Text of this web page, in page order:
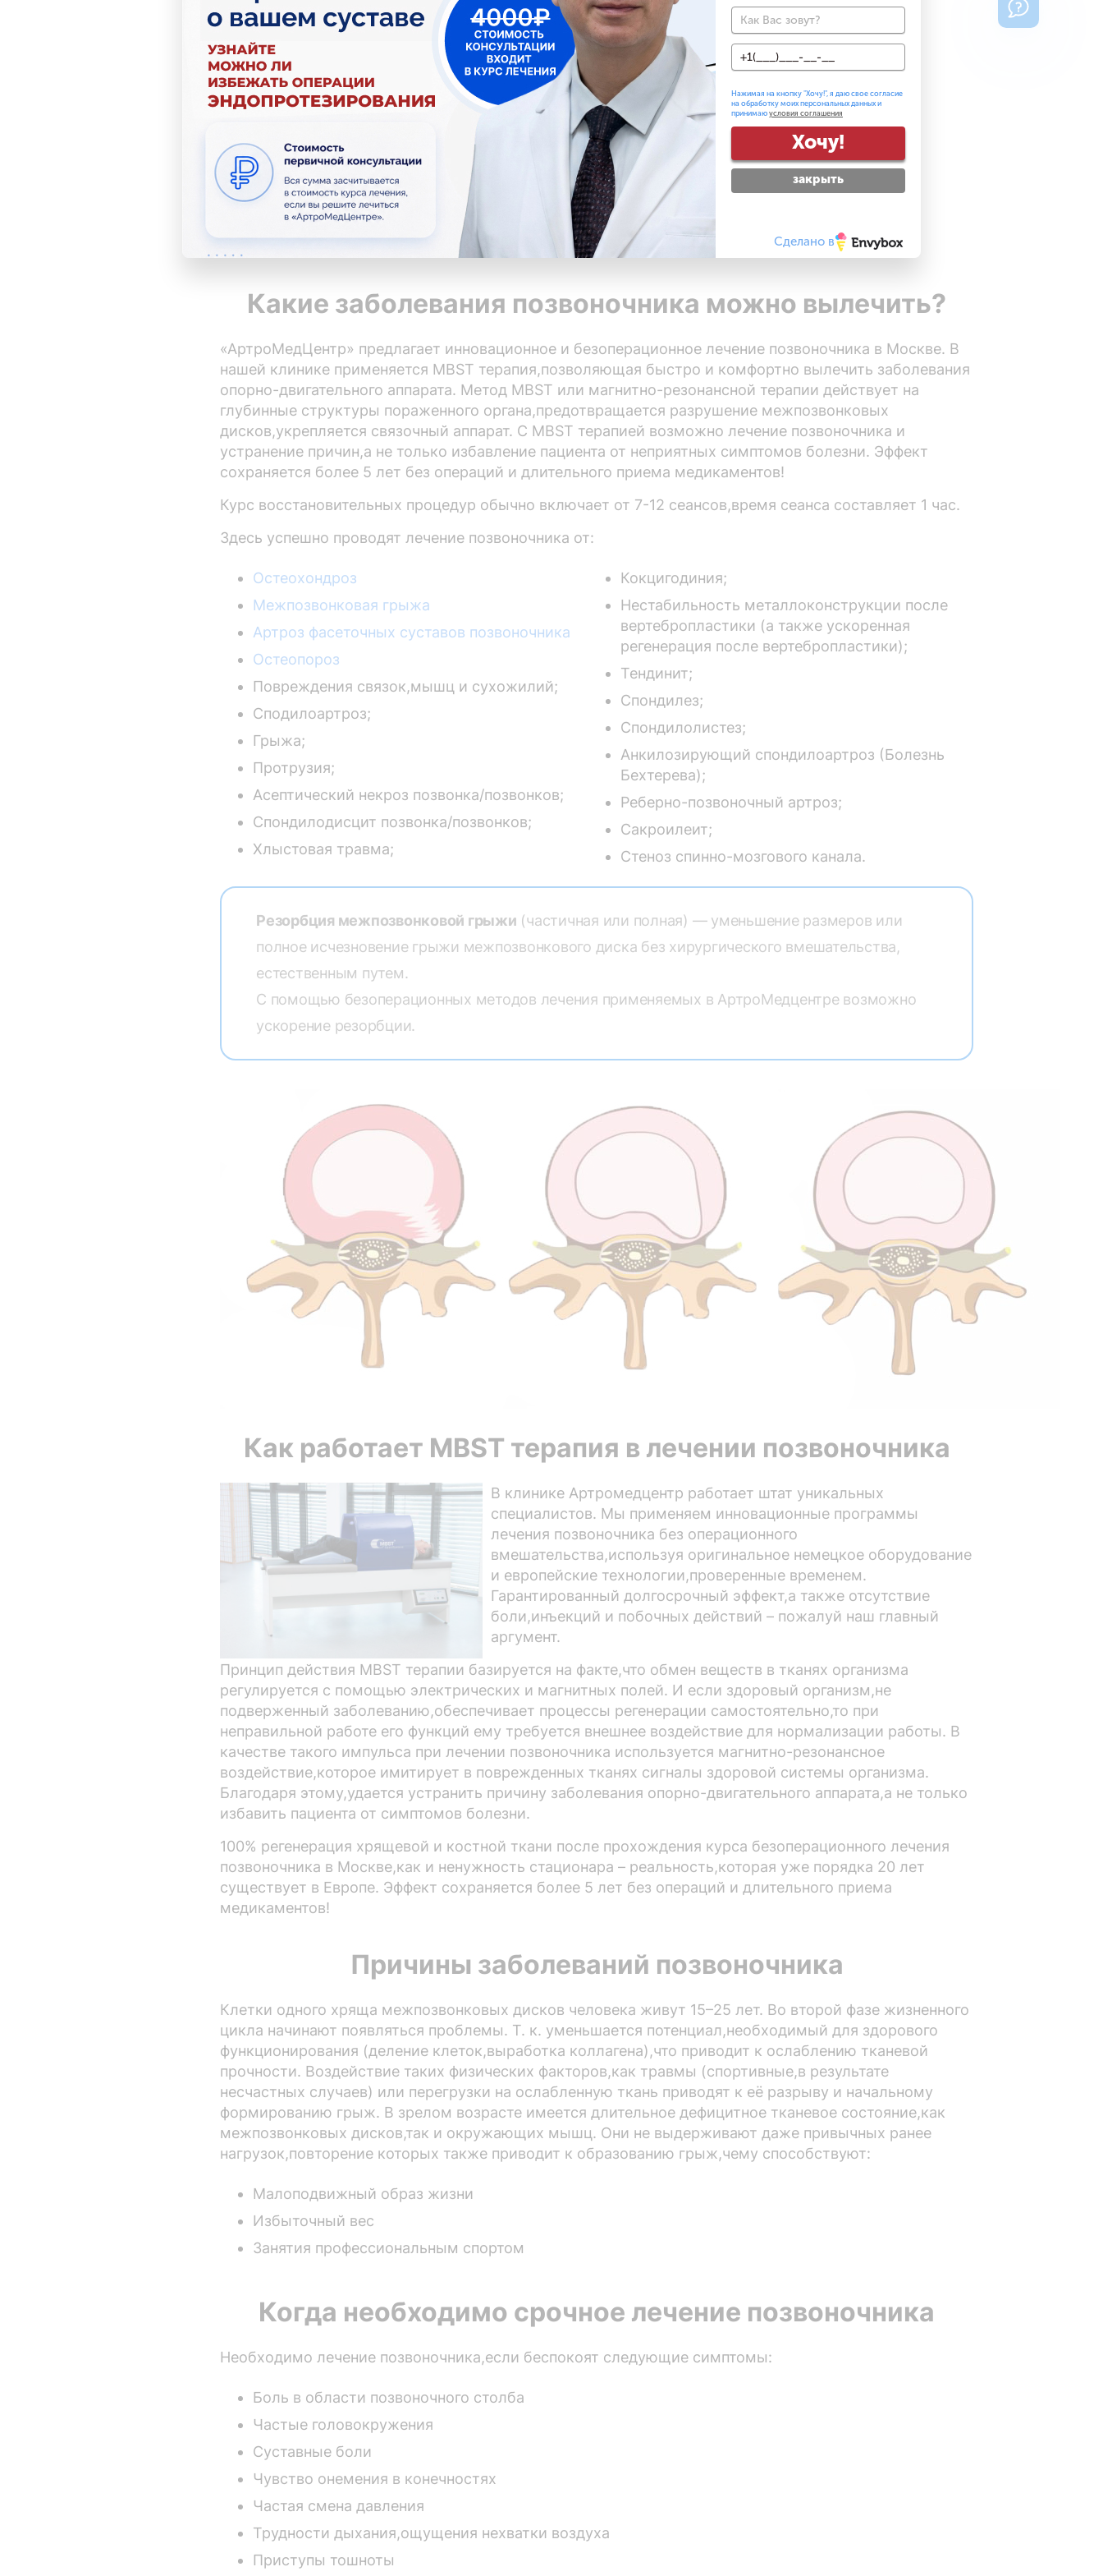
Лекарственная фармакопунктура
Паравертебральная фармакопунктура с гиалуроновой кислотой
Паравертебральные блокады
MBST-терапия
Чрескожная электронейромиостимуляция
Электропорация области позвоночника (безинъекционная мезотерапия)
Кинезиотейпирование
Сеансы прикладной кинезиологии
Коллагенотерапия
Какие заболевания позвоночника можно вылечить?
«АртроМедЦентр» предлагает инновационное и безоперационное лечение позвоночника в Москве. В
нашей клинике применяется MBST терапия,позволяющая быстро и комфортно вылечить заболевания
опорно-двигательного аппарата. Метод MBST или магнитно-резонансной терапии действует на
глубинные структуры пораженного органа,предотвращается разрушение межпозвонковых
дисков,укрепляется связочный аппарат. С MBST терапией возможно лечение позвоночника и
устранение причин,а не только избавление пациента от неприятных симптомов болезни. Эффект
сохраняется более 5 лет без операций и длительного приема медикаментов!
Курс восстановительных процедур обычно включает от 7-12 сеансов,время сеанса составляет 1 час.
Здесь успешно проводят лечение позвоночника от:
Остеохондроз
Межпозвонковая грыжа
Артроз фасеточных суставов позвоночника
Остеопороз
Повреждения связок,мышц и сухожилий;
Сподилоартроз;
Грыжа;
Протрузия;
Асептический некроз позвонка/позвонков;
Спондилодисцит позвонка/позвонков;
Хлыстовая травма;
Кокцигодиния;
Нестабильность металлоконструкции после
вертебропластики (а также ускоренная
регенерация после вертебропластики);
Тендинит;
Спондилез;
Спондилолистез;
Анкилозирующий спондилоартроз (Болезнь
Бехтерева);
Реберно-позвоночный артроз;
Сакроилеит;
Стеноз спинно-мозгового канала.
Резорбция межпозвонковой грыжи (частичная или полная) — уменьшение размеров или
полное исчезновение грыжи межпозвонкового диска без хирургического вмешательства,
естественным путем.
С помощью безоперационных методов лечения применяемых в АртроМедцентре возможно
ускорение резорбции.
Как работает MBST терапия в лечении позвоночника
В клинике Артромедцентр работает штат уникальных
специалистов. Мы применяем инновационные программы
лечения позвоночника без операционного
вмешательства,используя оригинальное немецкое оборудование
и европейские технологии,проверенные временем.
Гарантированный долгосрочный эффект,а также отсутствие
боли,инъекций и побочных действий – пожалуй наш главный
аргумент.
Принцип действия MBST терапии базируется на факте,что обмен веществ в тканях организма
регулируется с помощью электрических и магнитных полей. И если здоровый организм,не
подверженный заболеванию,обеспечивает процессы регенерации самостоятельно,то при
неправильной работе его функций ему требуется внешнее воздействие для нормализации работы. В
качестве такого импульса при лечении позвоночника используется магнитно-резонансное
воздействие,которое имитирует в поврежденных тканях сигналы здоровой системы организма.
Благодаря этому,удается устранить причину заболевания опорно-двигательного аппарата,а не только
избавить пациента от симптомов болезни.
100% регенерация хрящевой и костной ткани после прохождения курса безоперационного лечения
позвоночника в Москве,как и ненужность стационара – реальность,которая уже порядка 20 лет
существует в Европе. Эффект сохраняется более 5 лет без операций и длительного приема
медикаментов!
Причины заболеваний позвоночника
Клетки одного хряща межпозвонковых дисков человека живут 15–25 лет. Во второй фазе жизненного
цикла начинают появляться проблемы. Т. к. уменьшается потенциал,необходимый для здорового
функционирования (деление клеток,выработка коллагена),что приводит к ослаблению тканевой
прочности. Воздействие таких физических факторов,как травмы (спортивные,в результате
несчастных случаев) или перегрузки на ослабленную ткань приводят к её разрыву и начальному
формированию грыж. В зрелом возрасте имеется длительное дефицитное тканевое состояние,как
межпозвонковых дисков,так и окружающих мышц. Они не выдерживают даже привычных ранее
нагрузок,повторение которых также приводит к образованию грыж,чему способствуют:
Малоподвижный образ жизни
Избыточный вес
Занятия профессиональным спортом
Когда необходимо срочное лечение позвоночника
Необходимо лечение позвоночника,если беспокоят следующие симптомы:
Боль в области позвоночного столба
Частые головокружения
Суставные боли
Чувство онемения в конечностях
Частая смена давления
Трудности дыхания,ощущения нехватки воздуха
Приступы тошноты
Нажимая на кнопку "Хочу!", я даю свое согласие
на обработку моих персональных данных и
принимаю условия соглашения
Хочу!
закрыть
Сделано в